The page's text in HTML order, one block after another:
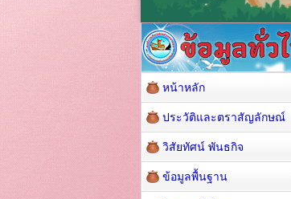
หน้าหลัก
ประวัติและตราสัญลักษณ์
วิสัยทัศน์ พันธกิจ
ข้อมูลพื้นฐาน